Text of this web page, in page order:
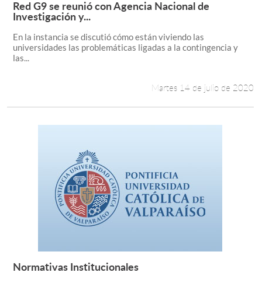
Leer más +
Red G9 se reunió con Agencia Nacional de
Investigación y...
En la instancia se discutió cómo están viviendo las
universidades las problemáticas ligadas a la contingencia y
las...
Martes 14 de julio de 2020
Normativas Institucionales